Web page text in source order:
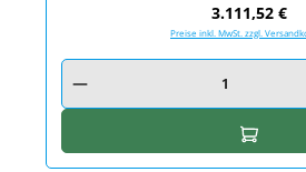
Regulärer
3.111,52 €
Preise inkl. MwSt. zzgl.
Produkt Anzahl: Gib den gewünschten
In den